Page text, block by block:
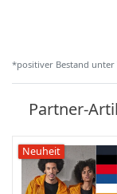
*positiver Bestand unter
Partner-
Neuheit